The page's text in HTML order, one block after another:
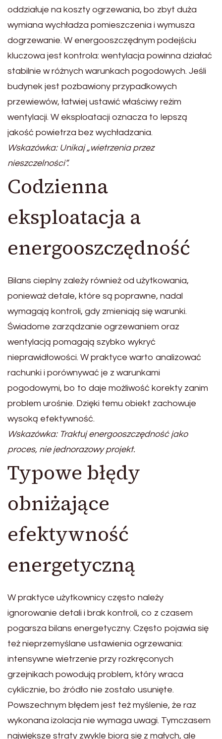
oddziałuje na koszty ogrzewania, bo zbyt duża
wymiana wychładza pomieszczenia i wymusza
dogrzewanie. W energooszczędnym podejściu
kluczowa jest kontrola: wentylacja powinna działać
stabilnie w różnych warunkach pogodowych. Jeśli
budynek jest pozbawiony przypadkowych
przewiewów, łatwiej ustawić właściwy reżim
wentylacji. W eksploatacji oznacza to lepszą
jakość powietrza bez wychładzania.
Wskazówka: Unikaj „wietrzenia przez
nieszczelności”.
Codzienna
eksploatacja a
energooszczędność
Bilans cieplny zależy również od użytkowania,
ponieważ detale, które są poprawne, nadal
wymagają kontroli, gdy zmieniają się warunki.
Świadome zarządzanie ogrzewaniem oraz
wentylacją pomagają szybko wykryć
nieprawidłowości. W praktyce warto analizować
rachunki i porównywać je z warunkami
pogodowymi, bo to daje możliwość korekty zanim
problem urośnie. Dzięki temu obiekt zachowuje
wysoką efektywność.
Wskazówka: Traktuj energooszczędność jako
proces, nie jednorazowy projekt.
Typowe błędy
obniżające
efektywność
energetyczną
W praktyce użytkownicy często należy
ignorowanie detali i brak kontroli, co z czasem
pogarsza bilans energetyczny. Często pojawia się
też nieprzemyślane ustawienia ogrzewania:
intensywne wietrzenie przy rozkręconych
grzejnikach powodują problem, który wraca
cyklicznie, bo źródło nie zostało usunięte.
Powszechnym błędem jest też myślenie, że raz
wykonana izolacja nie wymaga uwagi. Tymczasem
największe straty zwykle biorą się z małych, ale